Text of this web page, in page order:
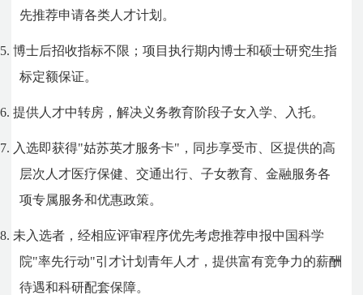
先推荐申请各类人才计划。
5.博士后招收指标不限；项目执行期内博士和硕士研究生指
标定额保证。
6.提供人才中转房，解决义务教育阶段子女入学、入托。
7. 入选即获得"姑苏英才服务卡" ，同步享受市、区提供的高
层次人才医疗保健、交通出行、子女教育、金融服务各
项专属服务和优惠政策。
8. 未入选者，经相应评审程序优先考虑推荐申报中国科学
院"率先行动"引才计划青年人才，提供富有竞争力的薪酬
待遇和科研配套保障。